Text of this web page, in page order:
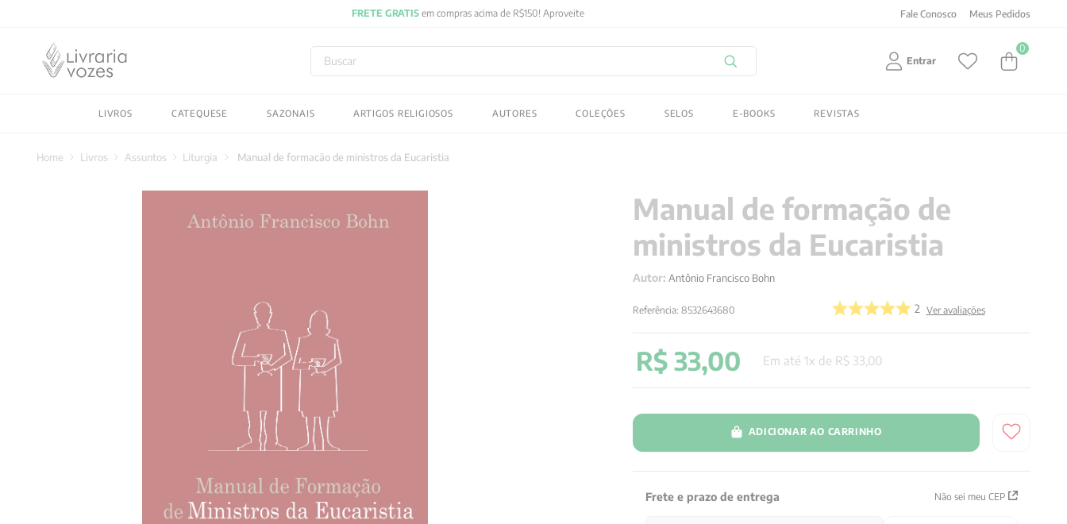
FRETE GRATIS em compras acima de R$150! Aproveite Fale Conosco Meus Pedidos
Buscar
Entrar
0
LIVROS CATEQUESE SAZONAIS ARTIGOS RELIGIOSOS AUTORES COLEÇÕES SELOS E-BOOKS REVISTAS
Livros Assuntos Liturgia Manual de formação de ministros da Eucaristia
Manual de formação de
ministros da Eucaristia
Autor: Antônio Francisco Bohn
Referência:8532643680 2 Ver avaliações
R$ 33,00 Em até1x de R$ 33 00
ADICIONAR AO CARRINHO
Frete e prazo de entrega Não sei meu CEP
2027
5º pré venda
verena kast
9 santo agostinho
10º anselm grun